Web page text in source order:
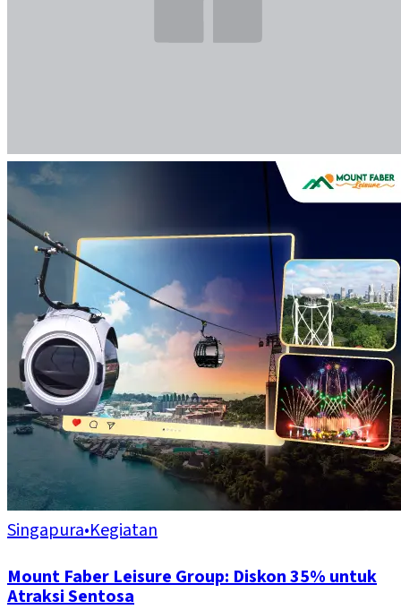
Singapura•Kegiatan
Mount Faber Leisure Group: Diskon 35% untuk
Atraksi Sentosa